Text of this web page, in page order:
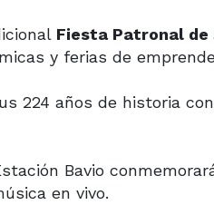
Fiesta Patronal de
y ferias de
224 años de historia
Bavio
en vivo.